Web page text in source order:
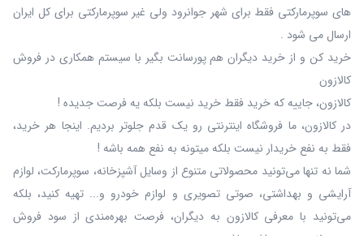
های سوپرمارکتی فقط برای شهر جوانرود ولی غیر سوپرمارکتی برای کل ایران
ارسال می شود .
خرید کن و از خرید دیگران هم پورسانت بگیر با سیستم همکاری در فروش
کالازون
کالازون، جاییه که خرید فقط خرید نیست بلکه یه فرصت جدیده !
در کالازون، ما فروشگاه اینترنتی رو یک قدم جلوتر بردیم. اینجا هر خرید،
فقط به نفع خریدار نیست بلکه میتونه به نفع همه باشه !
شما نه‌ تنها می‌تونید محصولاتی متنوع از وسایل آشپزخانه، سوپرمارکت، لوازم
آرایشی و بهداشتی، صوتی تصویری و لوازم خودرو و... تهیه کنید، بلکه
می‌تونید با معرفی کالازون به دیگران، فرصت بهره‌مندی از سود فروش